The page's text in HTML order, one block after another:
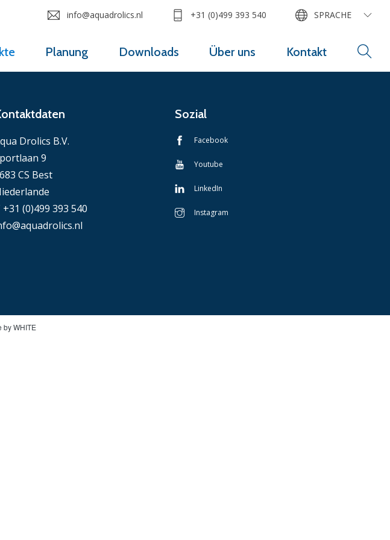
Planung Downloads Über uns Kontakt
info@aquadrolics.nl +31 (0)499 393 540 SPRACHE
Drolics B.V.
9
CS Best
+31 (0)499 393 540
Sozial
Facebook
Youtube
LinkedIn
Instagram
by WHITE